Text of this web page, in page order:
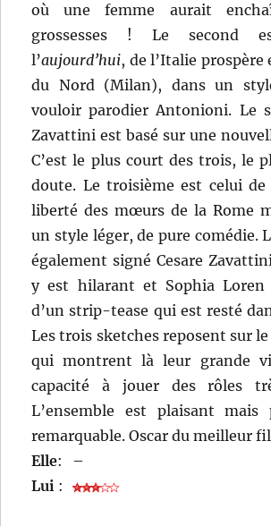
où une femme aurait
grossesses ! Le second
l’aujourd’hui, de l’Italie prospère
du Nord (Milan), dans un
vouloir parodier Antonioni. Le
Zavattini est basé sur une
C’est le plus court des trois, le
doute. Le troisième est celui
liberté des mœurs de la Rome
un style léger, de pure comédie.
également signé Cesare
y est hilarant et Sophia Loren
d’un strip-tease qui est resté
Les trois sketches reposent sur le
qui montrent là leur grande
capacité à jouer des rôles
L’ensemble est plaisant mais
remarquable. Oscar du meilleur
Elle:
–
Lui :